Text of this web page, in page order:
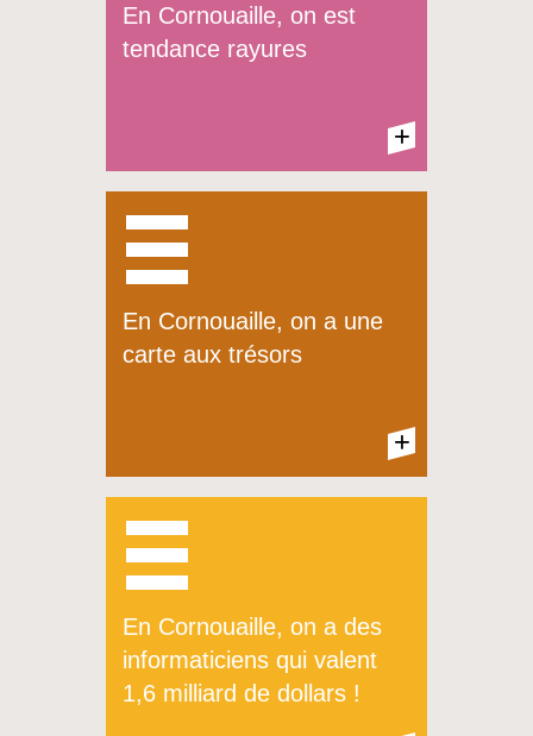
En Cornouaille, on est
tendance rayures
+
Kemper Kerne = Quimper
Cornouaille en breton
En Cornouaille, on a une
carte aux trésors
+
Kemper Kerne = Quimper
Cornouaille en breton
En Cornouaille, on a des
informaticiens qui valent
1,6 milliard de dollars !
Kemper Kerne = Quimper
Cornouaille en breton